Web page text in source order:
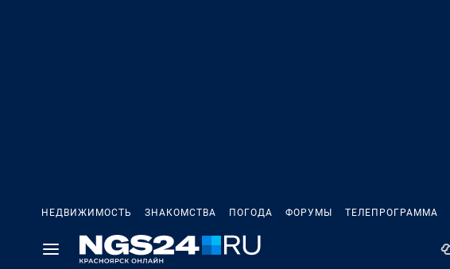
НЕДВИЖИМОСТЬ ЗНАКОМСТВА ПОГОДА ФОРУМЫ ТЕЛЕПРОГРАММА